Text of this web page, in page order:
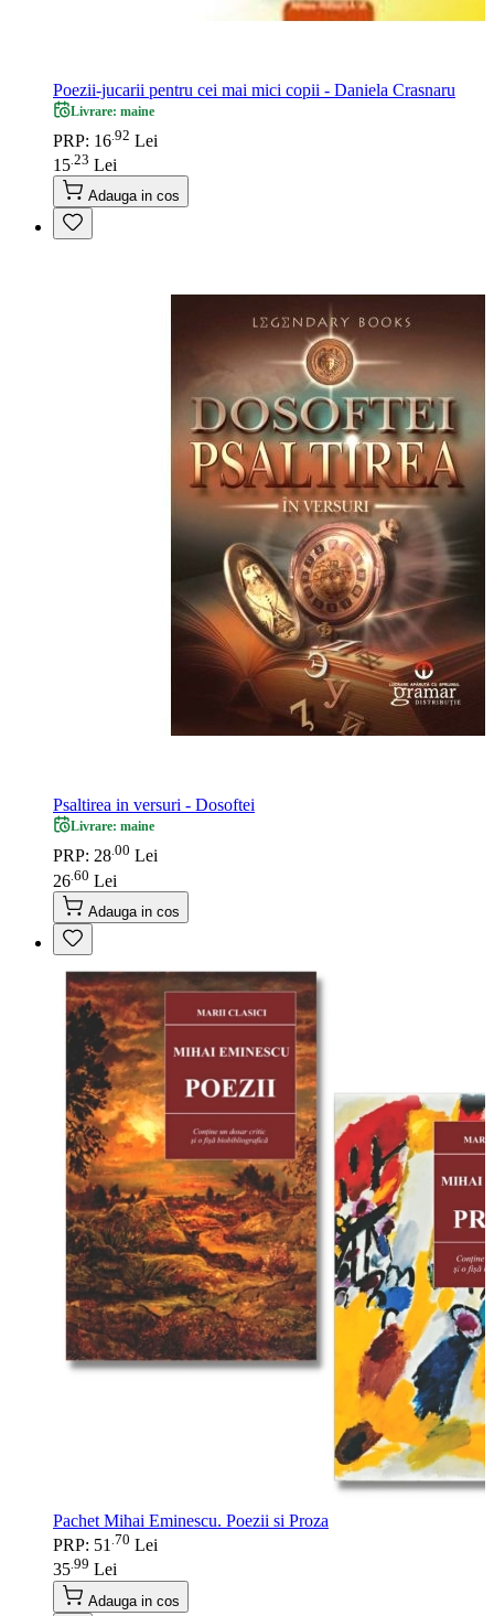
Poezii-jucarii pentru cei mai mici copii - Daniela Crasnaru
Livrare: maine
PRP: 16 92 Lei
15 23 Lei
Adauga in cos
Psaltirea in versuri - Dosoftei
Livrare: maine
PRP: 28 00 Lei
26 60 Lei
Adauga in cos
Pachet Mihai Eminescu. Poezii si Proza
PRP: 51 70 Lei
35 99 Lei
Adauga in cos